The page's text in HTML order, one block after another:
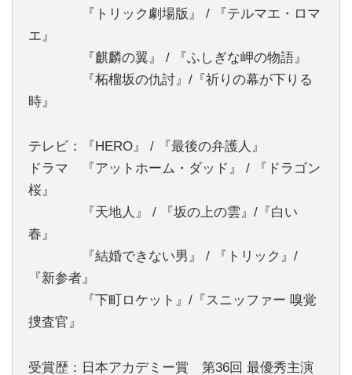
『トリック劇場版』 / 『テルマエ・ロマ
エ』
『麒麟の翼』 / 『ふしぎな岬の物語』
『柘榴坂の仇討』/『祈りの幕が下りる
時』
テレビ：『HERO』 / 『最後の弁護人』
ドラマ 『アットホーム・ダッド』 / 『ドラゴン
桜』
『天地人』 / 『坂の上の雲』/『白い
春』
『結婚できない男』 / 『トリック』/
『新参者』
『下町ロケット』/『スニッファー 嗅覚
捜査官』
受賞歴：日本アカデミー賞 第36回 最優秀主演